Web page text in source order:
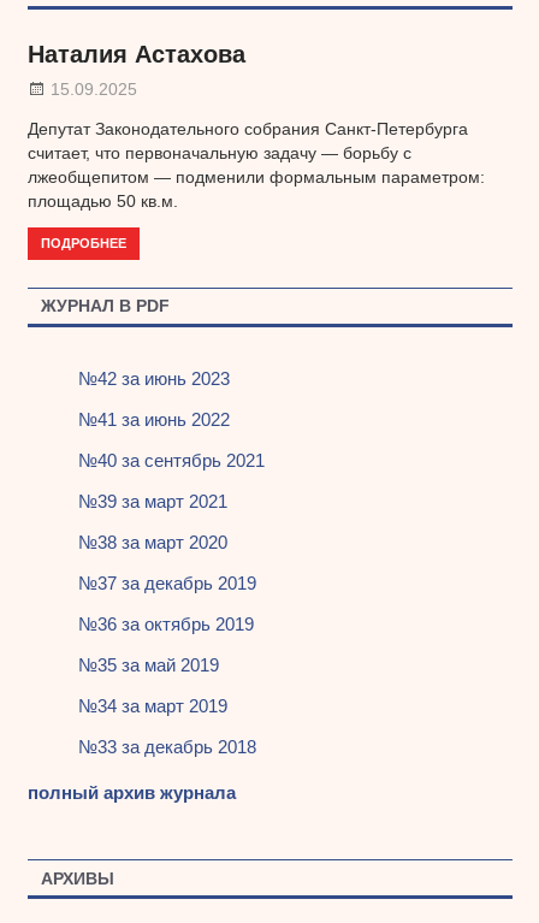
Наталия Астахова
15.09.2025
Депутат Законодательного собрания Санкт-Петербурга
считает, что первоначальную задачу — борьбу с
лжеобщепитом — подменили формальным параметром:
площадью 50 кв.м.
ПОДРОБНЕЕ
ЖУРНАЛ В PDF
№42 за июнь 2023
№41 за июнь 2022
№40 за сентябрь 2021
№39 за март 2021
№38 за март 2020
№37 за декабрь 2019
№36 за октябрь 2019
№35 за май 2019
№34 за март 2019
№33 за декабрь 2018
полный архив журнала
АРХИВЫ